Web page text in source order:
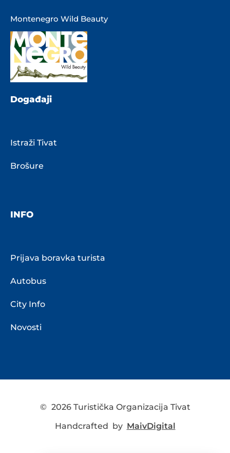
Montenegro Wild Beauty
Događaji
Istraži Tivat
Brošure
INFO
Prijava boravka turista
Autobus
City Info
Novosti
© 2026 Turistička Organizacija Tivat
Handcrafted by MaivDigital